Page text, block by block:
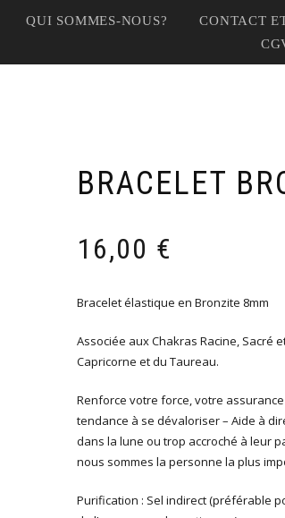
QUI SOMMES-NOUS? CONTACT
BRACELET
16,00 €
Bracelet élastique en Bronzite 8mm
Associée aux Chakras Racine, Sacré
Capricorne et du Taureau.
Renforce votre force, votre
tendance à se dévaloriser – Aide à
dans la lune ou trop accroché à leur
nous sommes la personne la plus
Purification : Sel indirect (préférable